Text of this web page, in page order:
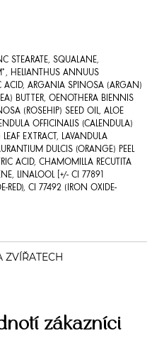
STEARATE, SQUALANE,
HELIANTHUS ANNUUS
ACID, ARGANIA SPINOSA (ARGAN)
BUTTER, OENOTHERA BIENNIS
(ROSEHIP) SEED OIL, ALOE
OFFICINALIS (CALENDULA)
LEAF EXTRACT, LAVANDULA
DULCIS (ORANGE) PEEL
ACID, CHAMOMILLA RECUTITA
LINALOOL [+/- CI 77891
RED), CI 77492 (IRON OXIDE-
zákazníci